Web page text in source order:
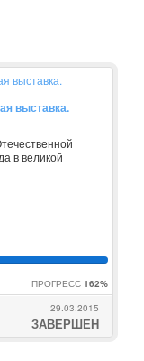
выставка.
в великой
ПРОГРЕСС 162%
29.03.2015
ЗАВЕРШЕН